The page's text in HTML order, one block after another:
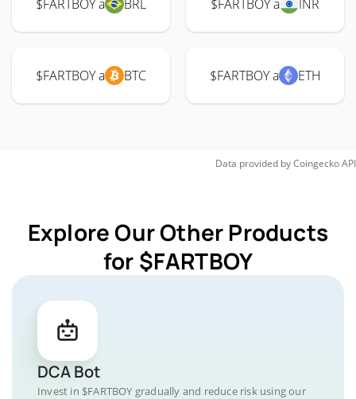
$FARTBOY a BRL $FARTBOY a INR
$FARTBOY a BTC $FARTBOY a ETH
Data provided byCoingeckoAPI
Explore Our Other Products
for $FARTBOY
DCA Bot
Invest in $FARTBOY gradually and reduce risk using our